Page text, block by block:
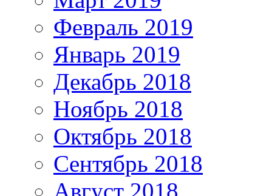
Февраль 2019
Январь 2019
Декабрь 2018
Ноябрь 2018
Октябрь 2018
Сентябрь 2018
Август 2018